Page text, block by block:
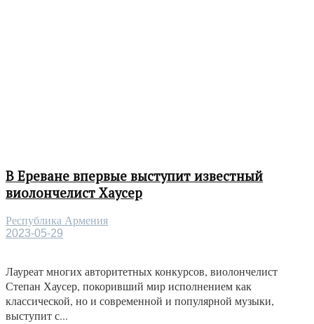
В Ереване впервые выступит известный
виолончелист Хаусер
Республика Армения
2023-05-29
Лауреат многих авторитетных конкурсов, виолончелист
Степан Хаусер, покоривший мир исполнением как
классической, но и современной и популярной музыки,
выступит с...